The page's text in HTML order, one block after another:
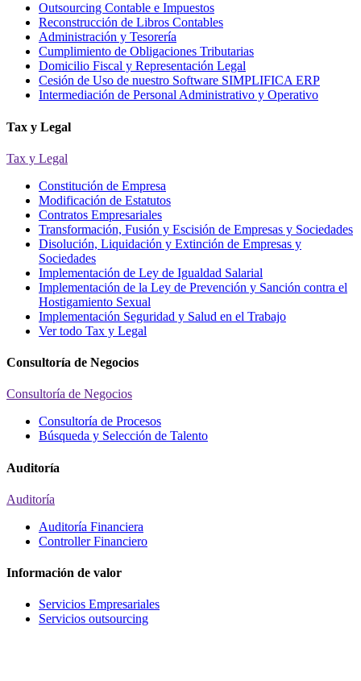
Outsourcing Contable e Impuestos
Reconstrucción de Libros Contables
Administración y Tesorería
Cumplimiento de Obligaciones Tributarias
Domicilio Fiscal y Representación Legal
Cesión de Uso de nuestro Software SIMPLIFICA ERP
Intermediación de Personal Administrativo y Operativo
Tax y Legal
Tax y Legal
Constitución de Empresa
Modificación de Estatutos
Contratos Empresariales
Transformación, Fusión y Escisión de Empresas y Sociedades
Disolución, Liquidación y Extinción de Empresas y
Sociedades
Implementación de Ley de Igualdad Salarial
Implementación de la Ley de Prevención y Sanción contra el
Hostigamiento Sexual
Implementación Seguridad y Salud en el Trabajo
Ver todo Tax y Legal
Consultoría de Negocios
Consultoría de Negocios
Consultoría de Procesos
Búsqueda y Selección de Talento
Auditoría
Auditoría
Auditoría Financiera
Controller Financiero
Información de valor
Servicios Empresariales
Servicios outsourcing